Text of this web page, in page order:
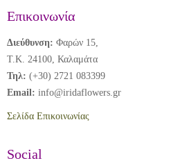
Επικοινωνία
Διεύθυνση: Φαρών 15,
Τ.Κ. 24100, Καλαμάτα
Τηλ: (+30) 2721 083399
Email: info@iridaflowers.gr
Σελίδα Επικοινωνίας
Social